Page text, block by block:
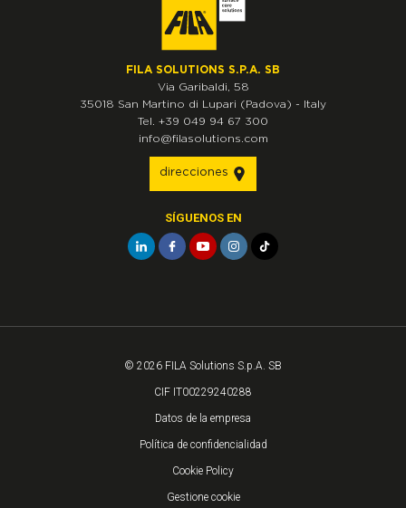
FILA SOLUTIONS S.P.A. SB
Via Garibaldi, 58
35018 San Martino di Lupari (Padova) -
Italy
Tel. +39 049 94 67 300
info@filasolutions.com
direcciones
SÍGUENOS EN
© 2026 FILA Solutions S.p.A. SB
CIF IT00229240288
Datos de la empresa
Política de confidencialidad
Cookie Policy
Gestione cookie